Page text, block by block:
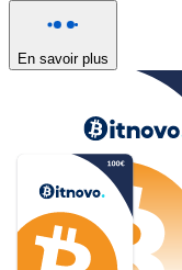
En savoir plus